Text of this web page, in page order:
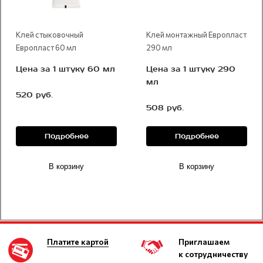
Клей стыковочный
Европласт 60 мл
Цена за 1 штуку 60 мл
520 руб.
Подробнее
В корзину
Клей монтажный Европласт
290 мл
Цена за 1 штуку 290
мл
508 руб.
Подробнее
В корзину
Платите картой
Приглашаем
к сотрудничеству